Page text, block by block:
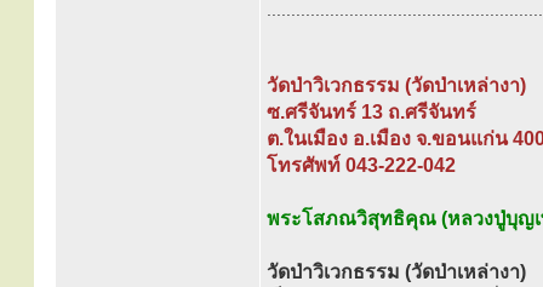
วัดป่าวิเวกธรรม (วัดป่าเหล่างา)
ซ.ศรีจันทร์ 13 ถ.ศรีจันทร์
ต.ในเมือง อ.เมือง จ.ขอนแก่น
โทรศัพท์ 043-222-042
พระโสภณวิสุทธิคุณ (หลวงปู่บุญเ
วัดป่าวิเวกธรรม (วัดป่าเหล่างา)